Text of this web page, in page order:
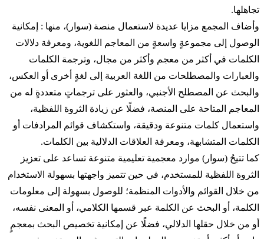
تجاهلها.
وأضاف المجمع مزايا عديدة لاستعمال منصة (سوار)، منها : إمكانية
الوصول إلى مجموعةٍ واسعةٍ من المعاجم اللغوية، ومعرفة دلالات
الكلمات في أكثر من معجم وأكثر من مجال، وترجمة الكلمات
والعبارات والمصطلحات من اللغة العربية إلى لغةٍ أخرى أو العكس،
والبحث عن المصطلح الأجنبي، والعثور على ترجماتٍ متعددةٍ له من
المعاجم المتاحة على المنصة، فضلًا عن زيادة الثروة اللفظية،
واستعمال كلمات متنوعة ودقيقة، واستكشاف قوائم المرادفات أو
الكلمات المتشابهة، ومعرفة العلاقات الدلالية بين الكلمات.
كما تتيحُ (سوار) موارد معجمية تعليمية متنوعة تساعد على تعزيز
الثروة اللفظية للمستخدم، في حين تتميز واجهتها بسهولة الاستخدام
من خلال القوائم والأدوات المنظمة؛ للوصول بسهولة إلى معلومات
الكلمة، أو البحث عن الكلمة عبر قسمها الكلامي، أو المعنى نفسه،
أو من خلال حقلها الدلالي، فضلًا عن إمكانية تخصيص البحث بمعجمٍ